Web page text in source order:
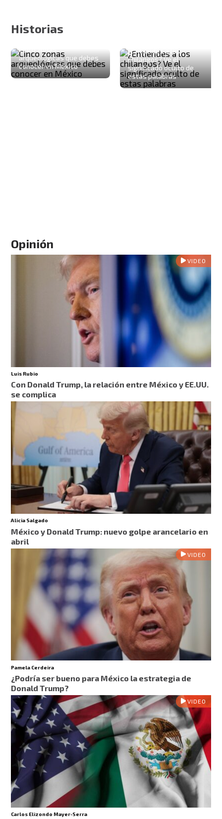
Historias
Cinco zonas
arqueológicas que debes
conocer en México
¿Entiendes a los
chilangos? Ve el
significado oculto de
estas palabras
Opinión
VIDEO
Luis Rubio
Con Donald Trump, la relación entre México y EE.UU.
se complica
Alicia Salgado
México y Donald Trump: nuevo golpe arancelario en
abril
VIDEO
Pamela Cerdeira
¿Podría ser bueno para México la estrategia de
Donald Trump?
VIDEO
Carlos Elizondo Mayer-Serra